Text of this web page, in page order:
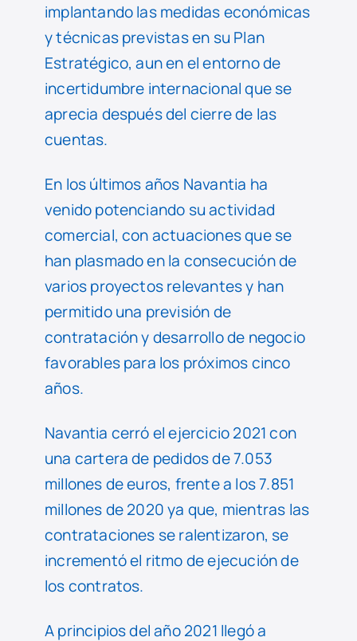
implantando las medidas económicas
y técnicas previstas en su Plan
Estratégico, aun en el entorno de
incertidumbre internacional que se
aprecia después del cierre de las
cuentas.
En los últimos años Navantia ha
venido potenciando su actividad
comercial, con actuaciones que se
han plasmado en la consecución de
varios proyectos relevantes y han
permitido una previsión de
contratación y desarrollo de negocio
favorables para los próximos cinco
años.
Navantia cerró el ejercicio 2021 con
una cartera de pedidos de 7.053
millones de euros, frente a los 7.851
millones de 2020 ya que, mientras las
contrataciones se ralentizaron, se
incrementó el ritmo de ejecución de
los contratos.
A principios del año 2021 llegó a